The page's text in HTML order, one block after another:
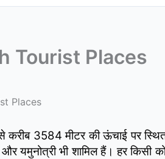
Tourist Places
Places
करीब 3584 मीटर की ऊंचाई पर
यमुनोत्री भी शामिल हैं। हर किसी